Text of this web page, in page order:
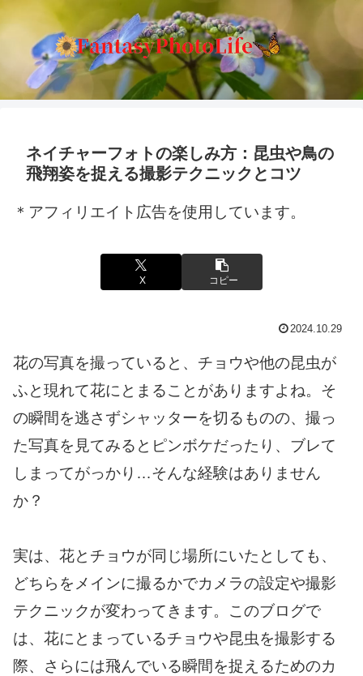
ネイチャーフォトの楽しみ方：昆虫や鳥の
飛翔姿を捉える撮影テクニックとコツ
＊アフィリエイト広告を使用しています。
X コピー
2024.10.29
花の写真を撮っていると、チョウや他の昆虫が
ふと現れて花にとまることがありますよね。そ
の瞬間を逃さずシャッターを切るものの、撮っ
た写真を見てみるとピンボケだったり、ブレて
しまってがっかり…そんな経験はありません
か？
実は、花とチョウが同じ場所にいたとしても、
どちらをメインに撮るかでカメラの設定や撮影
テクニックが変わってきます。このブログで
は、花にとまっているチョウや昆虫を撮影する
際、さらには飛んでいる瞬間を捉えるためのカ